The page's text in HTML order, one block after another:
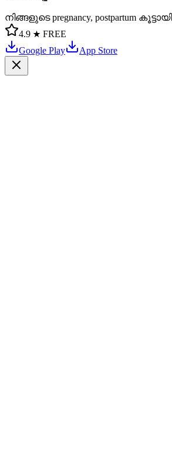
നിങ്ങളുടെ pregnancy, postpartum കൂട്ടായി
4.9 ★ FREE
Google Play
App Store